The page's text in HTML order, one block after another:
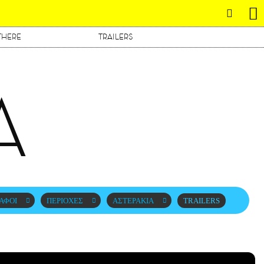
TRAILERS
ΠΕΡΙΟΧΕΣ ΑΣΤΕΡΑΚΙΑ TRAILERS